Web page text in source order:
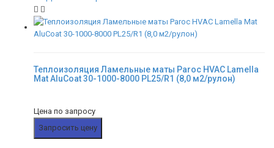
Теплоизоляция Ламельные маты Paroc HVAC Lamella
Mat AluCoat 30-1000-8000 PL25/R1 (8,0 м2/рулон)
Цена по запросу
Запросить цену